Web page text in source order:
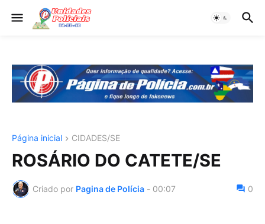
Página inicial CIDADES/SE
ROSÁRIO DO CATETE/SE
Criado por Pagina de Polícia - 00:07 0